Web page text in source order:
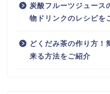
炭酸フルーツジュース
物ドリンクのレシピを
どくだみ茶の作り方！
来る方法をご紹介